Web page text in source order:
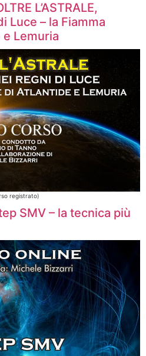
L’ASTRALE,
Luce – la Fiamma
e Lemuria
registrato)
SMV – la tecnica più